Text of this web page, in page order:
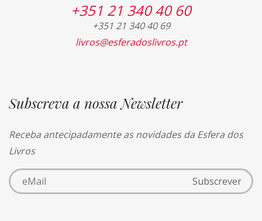
+351 21 340 40 60
+351 21 340 40 69
livros@esferadoslivros.pt
Subscreva a nossa Newsletter
Receba antecipadamente as novidades da Esfera dos
Livros